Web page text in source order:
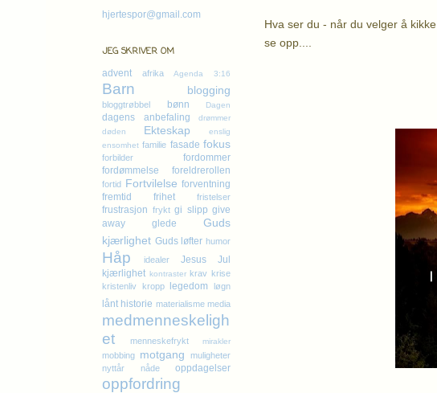
Hva ser du - når du velger å
se opp....
hjertespor@gmail.com
JEG SKRIVER OM
advent afrika Agenda 3:16
Barn blogging
bloggtrøbbel bønn Dagen
dagens anbefaling
drømmer
døden
Ekteskap
enslig
ensomhet familie fasade fokus
forbilder
fordommer
fordømmelse
foreldrerollen
fortid Fortvilelse forventning
fremtid
frihet fristelser
frustrasjon frykt gi slipp give
away
glede
Guds
kjærlighet Guds løfter humor
Håp idealer Jesus
Jul
kjærlighet kontraster krav krise
kristenliv kropp legedom løgn
lånt historie materialisme media
medmenneskeligh
et
menneskefrykt mirakler
mobbing motgang
muligheter
nyttår
nåde oppdagelser
oppfordring